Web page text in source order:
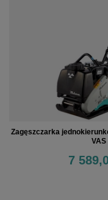
Zagęszczarka
VAS
7